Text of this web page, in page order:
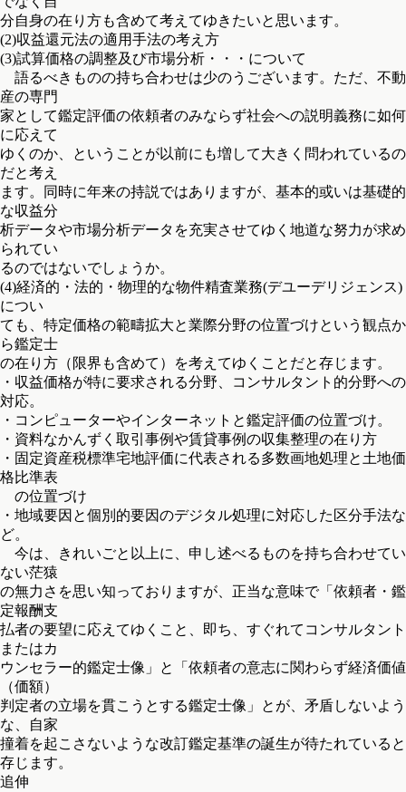
分自身の在り方も含めて考えてゆきたいと思います。
(2)収益還元法の適用手法の考え方
(3)試算価格の調整及び市場分析・・・について
語るべきものの持ち合わせは少のうございます。ただ、不動
産の専門
家として鑑定評価の依頼者のみならず社会への説明義務に如何
に応えて
ゆくのか、ということが以前にも増して大きく問われているの
だと考え
ます。同時に年来の持説ではありますが、基本的或いは基礎的
な収益分
析データや市場分析データを充実させてゆく地道な努力が求め
られてい
るのではないでしょうか。
(4)経済的・法的・物理的な物件精査業務(デユーデリジェンス)
につい
ても、特定価格の範疇拡大と業際分野の位置づけという観点か
ら鑑定士
の在り方（限界も含めて）を考えてゆくことだと存じます。
・収益価格が特に要求される分野、コンサルタント的分野への
対応。
・コンピューターやインターネットと鑑定評価の位置づけ。
・資料なかんずく取引事例や賃貸事例の収集整理の在り方
・固定資産税標準宅地評価に代表される多数画地処理と土地価
格比準表
の位置づけ
・地域要因と個別的要因のデジタル処理に対応した区分手法な
ど。
今は、きれいごと以上に、申し述べるものを持ち合わせてい
ない茫猿
の無力さを思い知っておりますが、正当な意味で「依頼者・鑑
定報酬支
払者の要望に応えてゆくこと、即ち、すぐれてコンサルタント
またはカ
ウンセラー的鑑定士像」と「依頼者の意志に関わらず経済価値
（価額）
判定者の立場を貫こうとする鑑定士像」とが、矛盾しないよう
な、自家
撞着を起こさないような改訂鑑定基準の誕生が待たれていると
存じます。
追伸